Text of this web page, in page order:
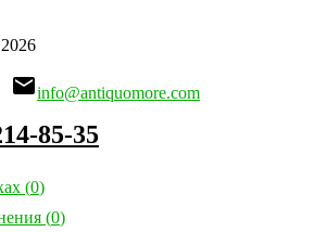
info@antiquomore.com
85-35
(0)
(0)